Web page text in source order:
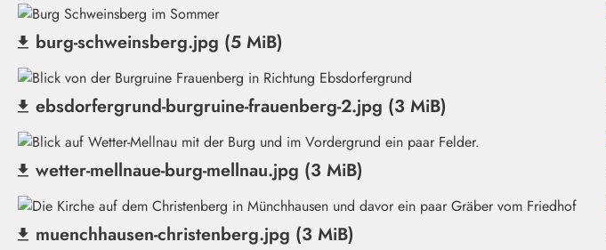
burg-schweinsberg.jpg (5 MiB)
(Datei herunterladen)
ebsdorfergrund-burgruine-frauenberg-2.jpg (3 MiB)
(Datei herunterladen)
wetter-mellnaue-burg-mellnau.jpg (3 MiB)
(Datei herunterladen)
muenchhausen-christenberg.jpg (3 MiB)
(Datei herunterladen)